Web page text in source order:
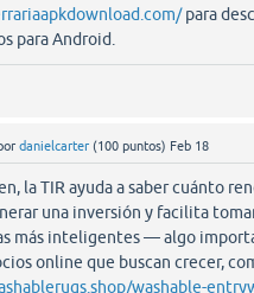
para
para Android.
danielcarter (100 puntos) Feb 18
la TIR ayuda a saber cuánto
una inversión y facilita
más inteligentes — algo
online que buscan crecer,
washable-